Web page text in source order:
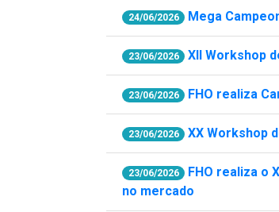
24/06/2026 Mega
23/06/2026 XII Workshop
23/06/2026 FHO realiza
23/06/2026 XX Workshop
23/06/2026
FHO realiza o
no mercado